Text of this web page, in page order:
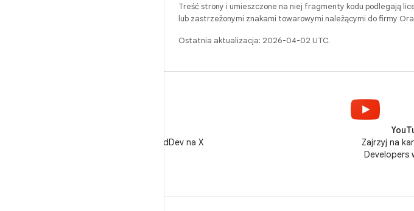
Treść strony i umieszczone na niej fragmenty kodu podlegają
lub zastrzeżonymi znakami towarowymi należącymi do firmy
Ostatnia aktualizacja: 2026-04-02 UTC.
Obserwuj @AndroidDev na X
Zajrzyj na
Developers